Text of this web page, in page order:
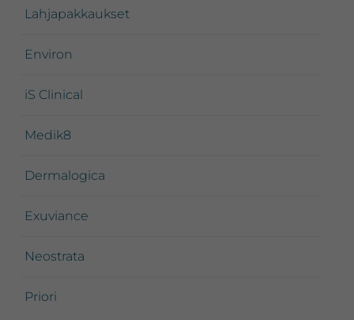
Lahjapakkaukset
Environ
iS Clinical
Medik8
Dermalogica
Exuviance
Neostrata
Priori